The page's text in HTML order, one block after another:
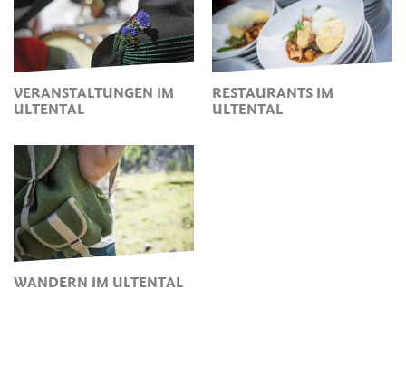
VERANSTALTUNGEN IM
ULTENTAL
RESTAURANTS IM
ULTENTAL
WANDERN IM ULTENTAL